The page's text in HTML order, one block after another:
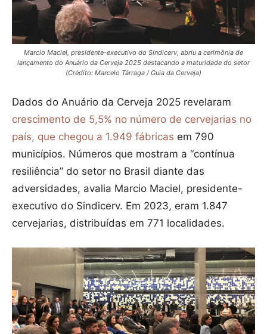
Marcio Maciel, presidente-executivo do Sindicerv, abriu a cerimônia de
lançamento do Anuário da Cerveja 2025 destacando a maturidade do setor
(Crédito: Marcelo Tárraga / Guia da Cerveja)
Dados do Anuário da Cerveja 2025 revelaram
crescimento de 5,5% no número de cervejarias no
país, que chegou a 1.949 fábricas em 790
municípios. Números que mostram a “contínua
resiliência” do setor no Brasil diante das
adversidades, avalia Marcio Maciel, presidente-
executivo do Sindicerv. Em 2023, eram 1.847
cervejarias, distribuídas em 771 localidades.